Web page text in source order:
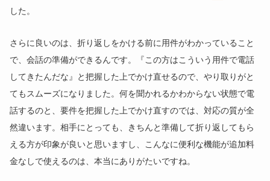
した。
さらに良いのは、折り返しをかける前に用件がわかっていること
で、会話の準備ができるんです。『この方はこういう用件で電話
してきたんだな』と把握した上でかけ直せるので、やり取りがと
てもスムーズになりました。何を聞かれるかわからない状態で電
話するのと、要件を把握した上でかけ直すのでは、対応の質が全
然違います。相手にとっても、きちんと準備して折り返してもら
える方が印象が良いと思いますし、こんなに便利な機能が追加料
金なしで使えるのは、本当にありがたいですね。